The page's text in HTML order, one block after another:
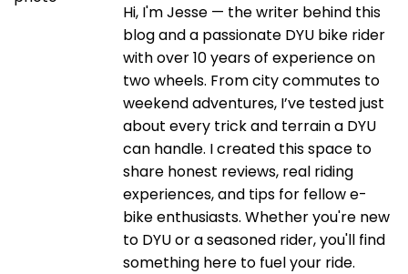
Hi, I'm Jesse — the writer behind this
blog and a passionate DYU bike rider
with over 10 years of experience on
two wheels. From city commutes to
weekend adventures, I’ve tested just
about every trick and terrain a DYU
can handle. I created this space to
share honest reviews, real riding
experiences, and tips for fellow e-
bike enthusiasts. Whether you're new
to DYU or a seasoned rider, you'll find
something here to fuel your ride.